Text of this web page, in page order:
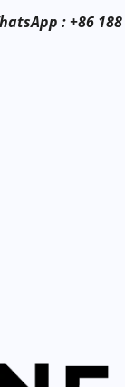
: +86 188